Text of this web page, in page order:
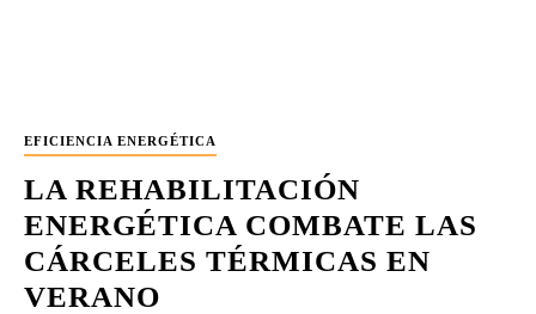
EFICIENCIA ENERGÉTICA
LA REHABILITACIÓN
ENERGÉTICA COMBATE LAS
CÁRCELES TÉRMICAS EN
VERANO